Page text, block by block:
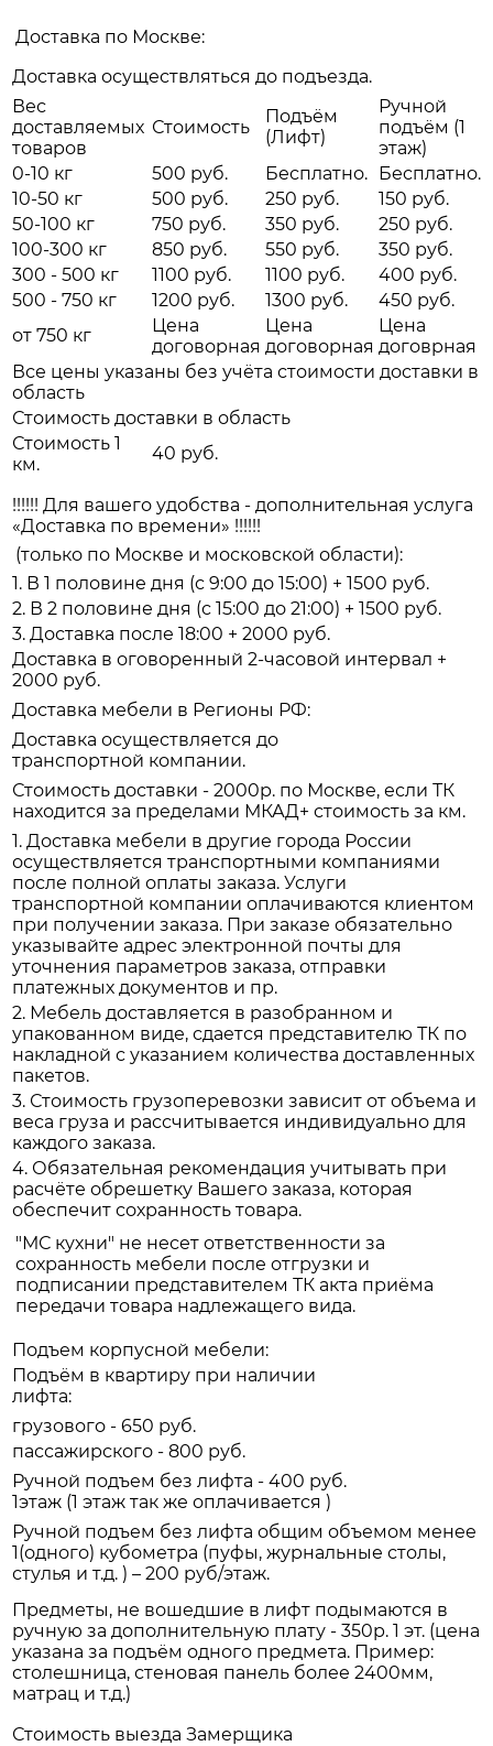
Доставка по Москве:
Доставка осуществляться до подъезда.
Вес
доставляемых
товаров
Стоимость
Подъём
(Лифт)
Ручной
подъём (1
этаж)
0-10 кг
500 руб. Бесплатно.
Бесплатно.
10-50 кг
500 руб. 250 руб.
150 руб.
50-100 кг
750 руб. 350 руб.
250 руб.
100-300 кг
850 руб. 550 руб.
350 руб.
300 - 500 кг
1100 руб. 1100 руб.
400 руб.
500 - 750 кг
1200 руб. 1300 руб.
450 руб.
от 750 кг
Цена
договорная
Цена
договорная
Цена
договрная
Все цены указаны без учёта стоимости доставки в
область
Стоимость доставки в область
Стоимость 1
км.
40 руб.
!!!!!! Для вашего удобства - дополнительная услуга
«Доставка по времени» !!!!!!
(только по Москве и московской области):
1. В 1 половине дня (с 9:00 до 15:00) + 1500 руб.
2. В 2 половине дня (с 15:00 до 21:00) + 1500 руб.
3. Доставка после 18:00 + 2000 руб.
Доставка в оговоренный 2-часовой интервал +
2000 руб.
Доставка мебели в Регионы РФ:
Доставка осуществляется до
транспортной компании.
Стоимость доставки - 2000р. по Москве, если ТК
находится за пределами МКАД+ стоимость за км.
1. Доставка мебели в другие города России
осуществляется транспортными компаниями
после полной оплаты заказа. Услуги
транспортной компании оплачиваются клиентом
при получении заказа. При заказе обязательно
указывайте адрес электронной почты для
уточнения параметров заказа, отправки
платежных документов и пр.
2. Мебель доставляется в разобранном и
упакованном виде, сдается представителю ТК по
накладной с указанием количества доставленных
пакетов.
3. Стоимость грузоперевозки зависит от объема и
веса груза и рассчитывается индивидуально для
каждого заказа.
4. Обязательная рекомендация учитывать при
расчёте обрешетку Вашего заказа, которая
обеспечит сохранность товара.
"МС кухни" не несет ответственности за
сохранность мебели после отгрузки и
подписании представителем ТК акта приёма
передачи товара надлежащего вида.
Подъем корпусной мебели:
Подъём в квартиру при наличии
лифта:
грузового - 650 руб.
пассажирского - 800 руб.
Ручной подъем без лифта - 400 руб.
1этаж (1 этаж так же оплачивается )
Ручной подъем без лифта общим объемом менее
1(одного) кубометра (пуфы, журнальные столы,
стулья и т.д. ) – 200 руб/этаж.
Предметы, не вошедшие в лифт подымаются в
ручную за дополнительную плату - 350р. 1 эт. (цена
указана за подъём одного предмета. Пример:
столешница, стеновая панель более 2400мм,
матрац и т.д.)
Стоимость выезда Замерщика